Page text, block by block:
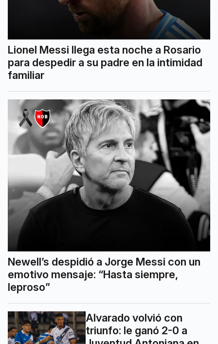
Lionel Messi llega esta noche a Rosario
para despedir a su padre en la intimidad
familiar
Newell’s despidió a Jorge Messi con un
emotivo mensaje: “Hasta siempre,
leproso”
Alvarado volvió con
triunfo: le ganó 2-0 a